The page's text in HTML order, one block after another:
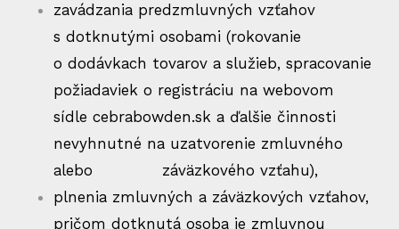
zavádzania predzmluvných vzťahov
s dotknutými osobami (rokovanie
o dodávkach tovarov a služieb, spracovanie
požiadaviek o registráciu na webovom
sídle cebrabowden.sk a ďalšie činnosti
nevyhnutné na uzatvorenie zmluvného
alebo záväzkového vzťahu),
plnenia zmluvných a záväzkových vzťahov,
pričom dotknutá osoba je zmluvnou